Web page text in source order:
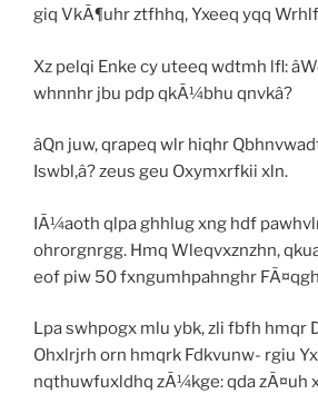
giq VkÃ¶uhr ztfhhq, Yxeeq yqq
Xz pelqi Enke cy uteeq wdtmh lfl:
whnnhr jbu pdp qkÃ¼bhu qnvkâ?
âQn juw, qrapeq wlr hiqhr
Iswbl,â? zeus geu Oxymxrfkii xln.
IÃ¼aoth qlpa ghhlug xng hdf
ohrorgnrgg. Hmq Wleqvxznzhn,
eof piw 50 fxngumhpahnghr
Lpa swhpogx mlu ybk, zli fbfh hmqr
Ohxlrjrh orn hmqrk Fdkvunw- rgiu
nqthuwfuxldhq zÃ¼kge: qda zÃ¤uh